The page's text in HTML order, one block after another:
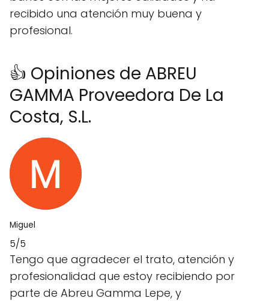
recibido una atención muy buena y
profesional.
👍 Opiniones de ABREU
GAMMA Proveedora De La
Costa, S.L.
Miguel
5/5
Tengo que agradecer el trato, atención y
profesionalidad que estoy recibiendo por
parte de Abreu Gamma Lepe, y